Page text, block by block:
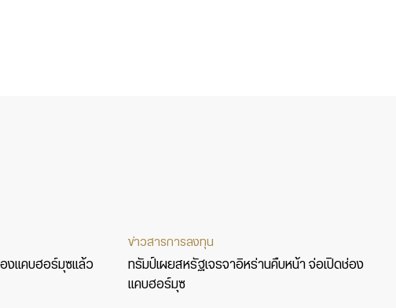
งแคบฮอร์มุซแล้ว
ข่าวสารการลงทุน
ทรัมป์เผยสหรัฐเจรจาอิหร่านคืบหน้า จ่อเปิดช่อง
แคบฮอร์มุซ